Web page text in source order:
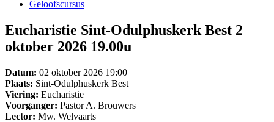
Geloofscursus
Eucharistie Sint-Odulphuskerk Best 2
oktober 2026 19.00u
Datum: 02 oktober 2026 19:00
Plaats: Sint-Odulphuskerk Best
Viering: Eucharistie
Voorganger: Pastor A. Brouwers
Lector: Mw. Welvaarts